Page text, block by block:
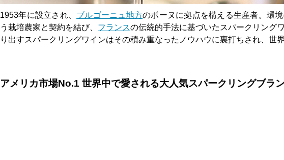
1953年に設立され、 ブルゴーニュ地方のボーヌに拠点を構える生産者。環
う栽培農家と契約を結び、 フランスの伝統的手法に基づいたスパークリング
り出すスパークリングワインはその積み重なったノウハウに裏打ちされ、世
アメリカ市場No.1 世界中で愛される大人気スパークリングブラ